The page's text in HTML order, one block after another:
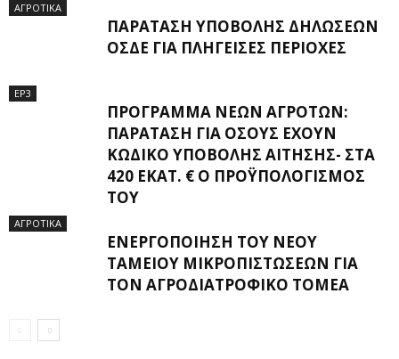
ΑΓΡΟΤΙΚΑ
ΠΑΡΆΤΑΣΗ ΥΠΟΒΟΛΉΣ ΔΗΛΏΣΕΩΝ
ΟΣΔΕ ΓΙΑ ΠΛΗΓΕΊΣΕΣ ΠΕΡΙΟΧΈΣ
EP3
ΠΡΌΓΡΑΜΜΑ ΝΈΩΝ ΑΓΡΟΤΏΝ:
ΠΑΡΆΤΑΣΗ ΓΙΑ ΌΣΟΥΣ ΈΧΟΥΝ
ΚΩΔΙΚΌ ΥΠΟΒΟΛΉΣ ΑΊΤΗΣΗΣ- ΣΤΑ
420 ΕΚΑΤ. € Ο ΠΡΟΫΠΟΛΟΓΙΣΜΌΣ
ΤΟΥ
ΑΓΡΟΤΙΚΑ
ΕΝΕΡΓΟΠΟΊΗΣΗ ΤΟΥ ΝΈΟΥ
ΤΑΜΕΊΟΥ ΜΙΚΡΟΠΙΣΤΏΣΕΩΝ ΓΙΑ
ΤΟΝ ΑΓΡΟΔΙΑΤΡΟΦΙΚΌ ΤΟΜΈΑ